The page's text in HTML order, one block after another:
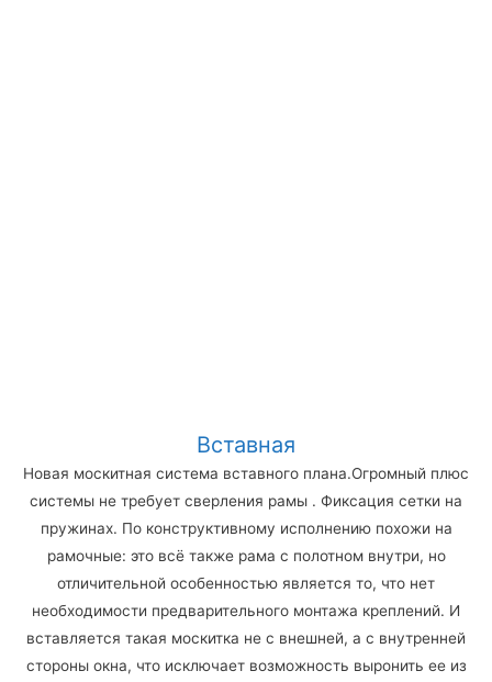
Вставная
Новая москитная система вставного плана.Огромный плюс
системы не требует сверления рамы . Фиксация сетки на
пружинах. По конструктивному исполнению похожи на
рамочные: это всё также рама с полотном внутри, но
отличительной особенностью является то, что нет
необходимости предварительного монтажа креплений. И
вставляется такая москитка не с внешней, а с внутренней
стороны окна, что исключает возможность выронить ее из